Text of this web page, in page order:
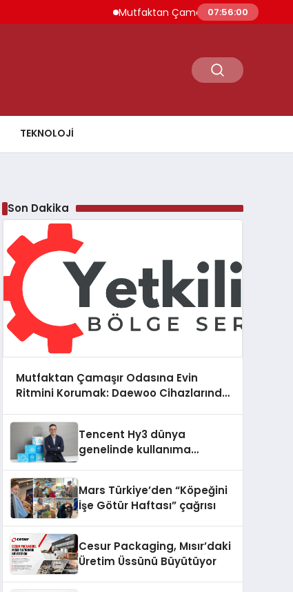
Mutfaktan Çamaşır Odasına Evin
07:56:01
TEKNOLOJI
Son Dakika
Mutfaktan Çamaşır Odasına Evin
Ritmini Korumak: Daewoo Cihazlarında
Tencent Hy3 dünya
genelinde kullanıma
Mars Türkiye’den “Köpeğini
İşe Götür Haftası” çağrısı
Cesur Packaging, Mısır’daki
Üretim Üssünü Büyütüyor